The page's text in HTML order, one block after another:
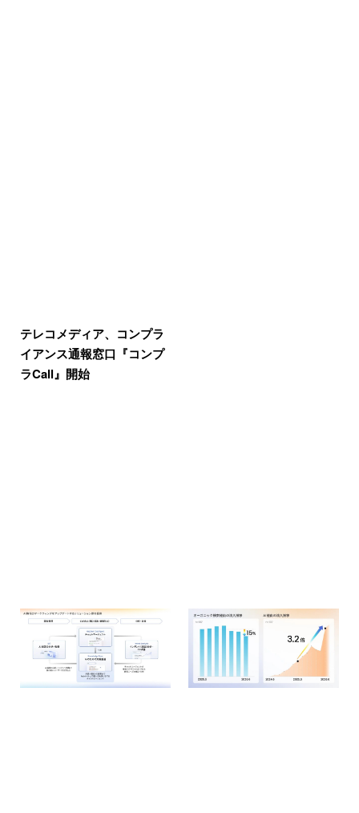
テレコメディア、コンプラ
イアンス通報窓口『コンプ
ラCall』開始